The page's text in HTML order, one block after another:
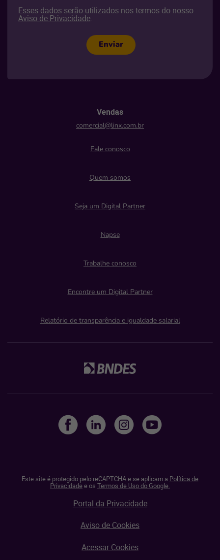
Esses dados serão utilizados nos termos do nosso
Aviso de Privacidade.
Enviar
Vendas
comercial@linx.com.br
Fale conosco
Quem somos
Seja um Digital Partner
Napse
Trabalhe conosco
Encontre um Digital Partner
Relatório de transparência e igualdade salarial
Este site é protegido pelo reCAPTCHA e se aplicam a Política de
Privacidadee os Termos de Uso do Google.
Portal da Privacidade
Aviso de Cookies
Acessar Cookies